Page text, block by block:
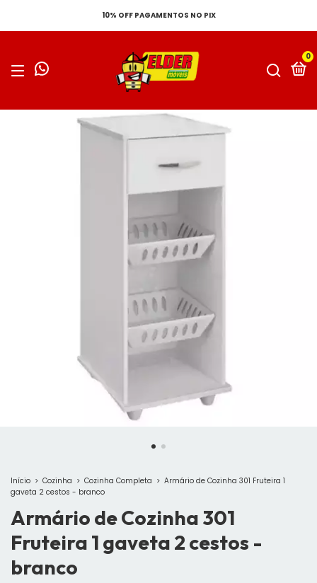
10% OFF PAGAMENTOS NO PIX
0
Início > Cozinha > Cozinha Completa > Armário de Cozinha 301 Fruteira 1
gaveta 2 cestos - branco
Armário de Cozinha 301
Fruteira 1 gaveta 2 cestos -
branco